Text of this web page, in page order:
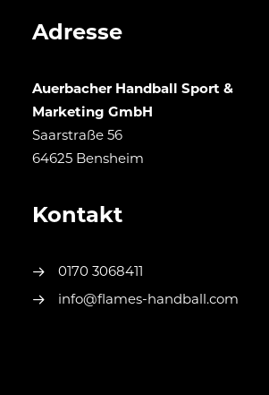
Adresse
Auerbacher Handball Sport &
Marketing GmbH
Saarstraße 56
64625 Bensheim
Kontakt
0170 3068411
info@flames-handball.com